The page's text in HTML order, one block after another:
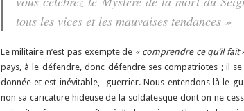
tous les vices et les mauvaises tendances »
Le militaire n’est pas exempte de « comprendre ce qu’il fait
pays, à le défendre, donc défendre ses compatriotes ; il
donnée et est inévitable, guerrier. Nous entendons là le
non sa caricature hideuse de la soldatesque dont on ne